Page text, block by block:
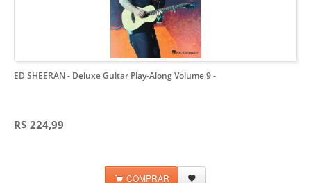
ED SHEERAN - Deluxe Guitar Play-Along Volume 9-
R$ 224,99
COMPRAR